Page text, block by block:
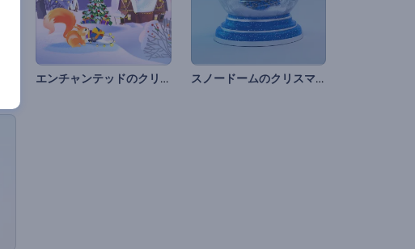
エンチャンテッドのクリスマスのイントロ動画 スノードームのクリスマスオープニング動画